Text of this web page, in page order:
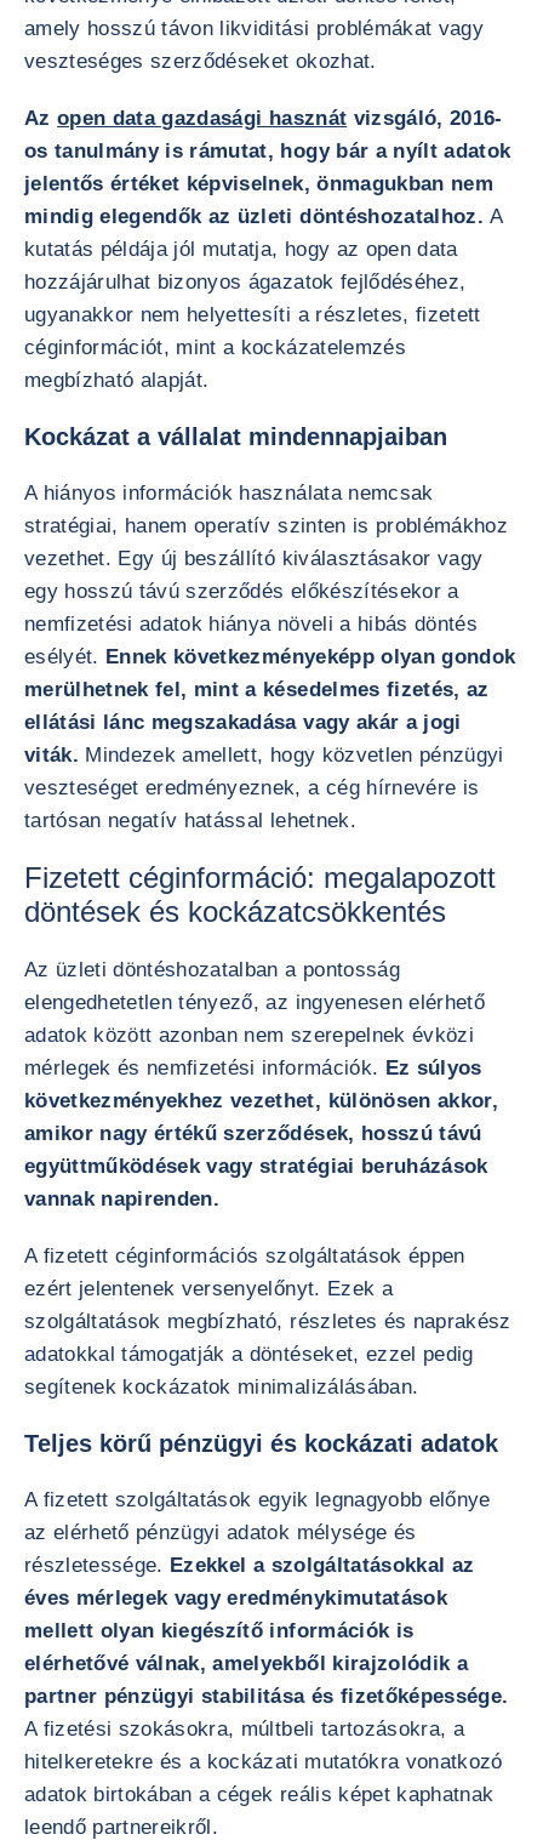
amely hosszú távon likviditási problémákat vagy
veszteséges szerződéseket okozhat.
Azopen data gazdasági hasznát vizsgáló, 2016-
os tanulmány is rámutat, hogy bár a nyílt adatok
jelentős értéket képviselnek, önmagukban nem
mindig elegendők az üzleti döntéshozatalhoz.A
kutatás példája jól mutatja, hogy az open data
hozzájárulhat bizonyos ágazatok fejlődéséhez,
ugyanakkor nem helyettesíti a részletes, fizetett
céginformációt, mint a kockázatelemzés
megbízható alapját.
Kockázat a vállalat mindennapjaiban
A hiányos információk használata nemcsak
stratégiai, hanem operatív szinten is problémákhoz
vezethet. Egy új beszállító kiválasztásakor vagy
egy hosszú távú szerződés előkészítésekor a
nemfizetési adatok hiánya növeli a hibás döntés
esélyét. Ennek következményeképp olyan gondok
merülhetnek fel, mint a késedelmes fizetés, az
ellátási lánc megszakadása vagy akár a jogi
viták. Mindezek amellett, hogy közvetlen pénzügyi
veszteséget eredményeznek, a cég hírnevére is
tartósan negatív hatással lehetnek.
Fizetett céginformáció: megalapozott
döntések és kockázatcsökkentés
Az üzleti döntéshozatalban a pontosság
elengedhetetlen tényező, az ingyenesen elérhető
adatok között azonban nem szerepelnek évközi
mérlegek és nemfizetési információk. Ez súlyos
következményekhez vezethet, különösen akkor,
amikor nagy értékű szerződések, hosszú távú
együttműködések vagy stratégiai beruházások
vannak napirenden.
A fizetett céginformációs szolgáltatások éppen
ezért jelentenek versenyelőnyt. Ezek a
szolgáltatások megbízható, részletes és naprakész
adatokkal támogatják a döntéseket, ezzel pedig
segítenek kockázatok minimalizálásában.
Teljes körű pénzügyi és kockázati adatok
A fizetett szolgáltatások egyik legnagyobb előnye
az elérhető pénzügyi adatok mélysége és
részletessége. Ezekkel a szolgáltatásokkal az
éves mérlegek vagy eredménykimutatások
mellett olyan kiegészítő információk is
elérhetővé válnak, amelyekből kirajzolódik a
partner pénzügyi stabilitása és fizetőképessége.
A fizetési szokásokra, múltbeli tartozásokra, a
hitelkeretekre és a kockázati mutatókra vonatkozó
adatok birtokában a cégek reális képet kaphatnak
leendő partnereikről.